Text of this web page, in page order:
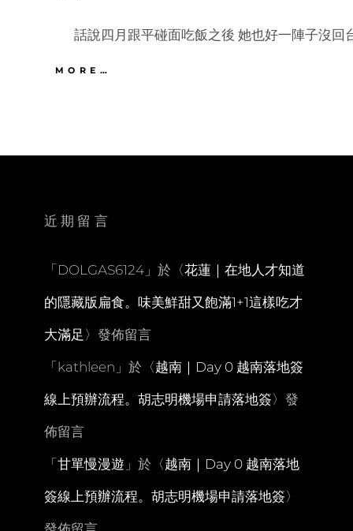
話說四月跟平碰面吃飯之後 她也好一陣子沒回
MORE…
庭
韓
料
近期留言
「 DOLGAS6124」於〈花蓮｜在地人才知道
的隱藏版扁食。味美鮮甜又飽滿1+1這樣吃才
大滿足 〉發佈留言
「 kathleen 」於〈越南｜Day 0 越南落地簽
線上預辦流程。胡志明機場申請落地簽〉發
佈留言
「 甘單慢漫遊 」於〈越南｜Day 0 越南落地
簽線上預辦流程。胡志明機場申請落地簽〉